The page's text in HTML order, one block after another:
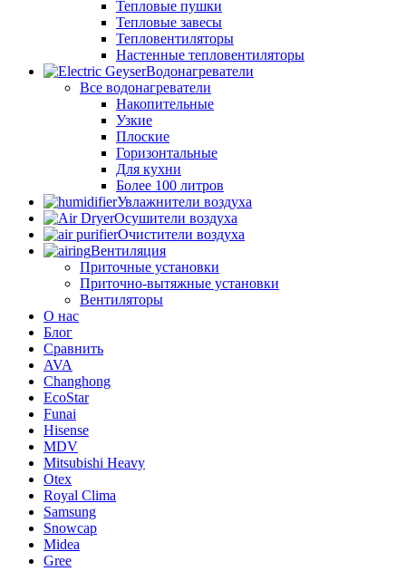
Тепловые пушки
Тепловые завесы
Тепловентиляторы
Настенные тепловентиляторы
Водонагреватели
Все водонагреватели
Накопительные
Узкие
Плоские
Горизонтальные
Для кухни
Более 100 литров
Увлажнители воздуха
Осушители воздуха
Очистители воздуха
Вентиляция
Приточные установки
Приточно-вытяжные установки
Вентиляторы
О нас
Блог
Сравнить
AVA
Changhong
EcoStar
Funai
Hisense
MDV
Mitsubishi Heavy
Otex
Royal Clima
Samsung
Snowcap
Midea
Gree